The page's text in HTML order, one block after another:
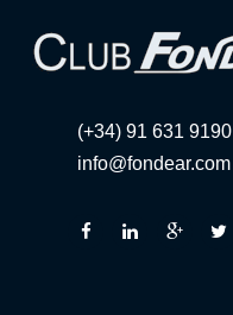
(+34) 91 631 9190
info@fondear.com